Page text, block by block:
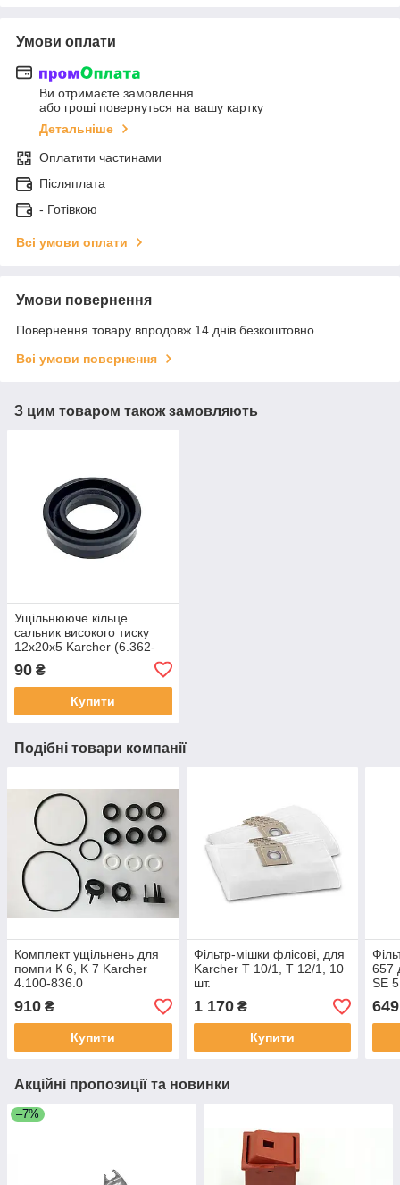
Умови оплати
Ви отримаєте замовлення
або гроші повернуться на вашу картку
Детальніше
Оплатити частинами
Післяплата
- Готівкою
Всі умови оплати
Умови повернення
Повернення товару впродовж 14 днів безкоштовно
Всі умови повернення
З цим товаром також замовляють
Ущільнююче кільце
сальник високого тиску
12x20x5 Karcher (6.362-
90 ₴
Купити
Подібні товари компанії
Комплект ущільнень для
помпи К 6, K 7 Karcher
4.100-836.0
910 ₴
Купити
Фільтр-мішки флісові, для
Karcher T 10/1, T 12/1, 10
шт.
1 170₴
Купити
657
SE
SE
649
Акційні пропозиції та новинки
–7%